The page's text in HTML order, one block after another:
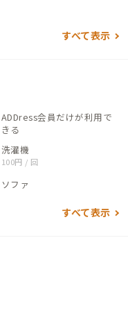
風呂、トイレがありま
ゆとりある空間が確保
部屋で、リモートワーク
すべて表示
ADDress会員だけが利用で
きる
洗濯機
100円 / 回
ソファ
すべて表示